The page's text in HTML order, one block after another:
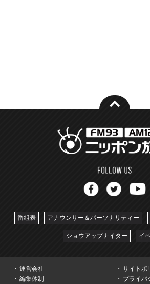
番組表 アナウンサー＆パーソナリティー
ショウアップナイター イ
運営会社
サイトポ
編集体制
プライバ